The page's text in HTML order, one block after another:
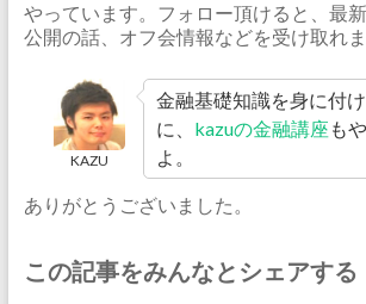
やっています。フォロー頂けると、最
公開の話、オフ会情報などを受け取れま
KAZU
金融基礎知識を身に付
に、 kazuの金融講座 も
よ。
ありがとうございました。
この記事をみんなとシェアする